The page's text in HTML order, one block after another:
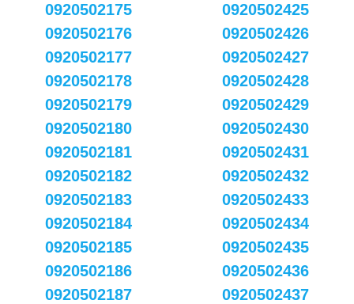
0920502175
0920502176
0920502177
0920502178
0920502179
0920502180
0920502181
0920502182
0920502183
0920502184
0920502185
0920502186
0920502187
0920502425
0920502426
0920502427
0920502428
0920502429
0920502430
0920502431
0920502432
0920502433
0920502434
0920502435
0920502436
0920502437